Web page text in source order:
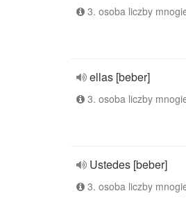
3. osoba liczby
ellas [beber]
3. osoba liczby
Ustedes [beber]
3. osoba liczby